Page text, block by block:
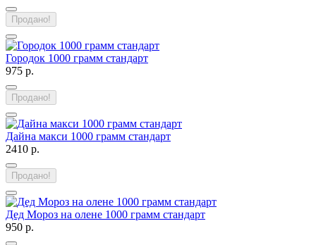
Продано!
Городок 1000 грамм стандарт
975 р.
Продано!
Дайна макси 1000 грамм стандарт
2410 р.
Продано!
Дед Мороз на олене 1000 грамм стандарт
950 р.